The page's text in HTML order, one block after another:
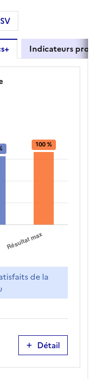
Indicateurs
de la
Détail
Satisfaction